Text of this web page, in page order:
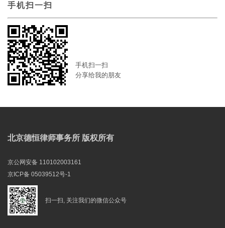
手机扫一扫
手机扫一扫
分享给我的朋友
北京德恒律师事务所 版权所有
京公网安备 110102003161
京ICP备 05039512号-1
扫一扫, 关注我们的微信公众号